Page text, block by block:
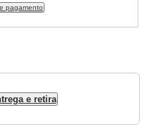
pagamento
e retira